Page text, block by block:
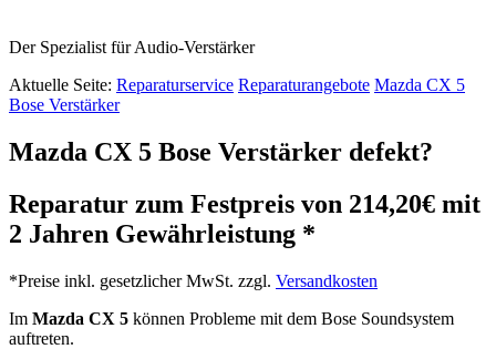
Der Spezialist für Audio-Verstärker
Aktuelle Seite: Reparaturservice Reparaturangebote Mazda CX 5
Bose Verstärker
Mazda CX 5 Bose Verstärker defekt?
Reparatur zum Festpreis von 214,20€ mit
2 Jahren Gewährleistung *
*Preise inkl. gesetzlicher MwSt. zzgl. Versandkosten
Im Mazda CX 5 können Probleme mit dem Bose Soundsystem
auftreten.